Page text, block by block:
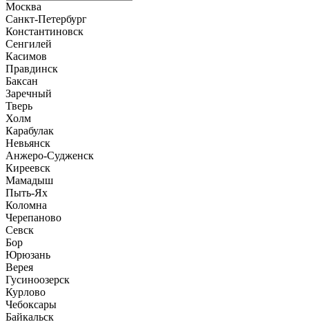
Москва
Санкт-Петербург
Константиновск
Сенгилей
Касимов
Правдинск
Баксан
Заречный
Тверь
Холм
Карабулак
Невьянск
Анжеро-Судженск
Киреевск
Мамадыш
Пыть-Ях
Коломна
Черепаново
Севск
Бор
Юрюзань
Верея
Гусиноозерск
Курлово
Чебоксары
Байкальск